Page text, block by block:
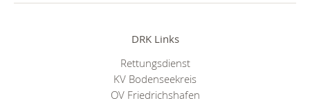
DRK Links
Rettungsdienst
KV Bodenseekreis
OV Friedrichshafen